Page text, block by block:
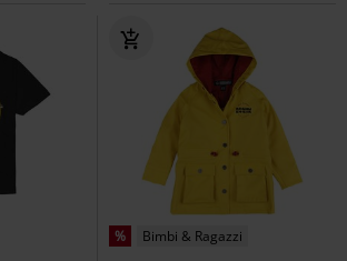
% Bimbi & Ragazzi